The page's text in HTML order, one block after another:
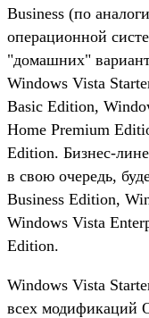
Business (по
операционной
"домашних"
Windows Vista
Basic Edition,
Home Premium
Edition. Бизнес-
в свою очередь,
Business Edition,
Windows Vista
Edition.
Windows Vista
всех модификаций